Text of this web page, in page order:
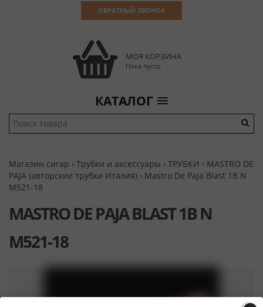
ОБРАТНЫЙ ЗВОНОК
МОЯ КОРЗИНА
Пока пусто
КАТАЛОГ
Магазин сигар › Трубки и аксессуары › ТРУБКИ › MASTRO DE
PAJA (авторские трубки Италия) › Mastro De Paja Blast 1B N
M521-18
MASTRO DE PAJA BLAST 1B N
M521-18